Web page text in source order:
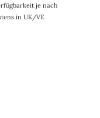
je nach
in UK/VE